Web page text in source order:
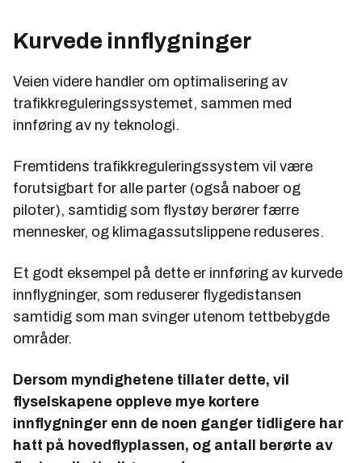
Kurvede innflygninger
Veien videre handler om optimalisering av
trafikkreguleringssystemet, sammen med
innføring av ny teknologi.
Fremtidens trafikkreguleringssystem vil være
forutsigbart for alle parter (også naboer og
piloter), samtidig som flystøy berører færre
mennesker, og klimagassutslippene reduseres.
Et godt eksempel på dette er innføring av kurvede
innflygninger, som reduserer flygedistansen
samtidig som man svinger utenom tettbebygde
områder.
Dersom myndighetene tillater dette, vil
flyselskapene oppleve mye kortere
innflygninger enn de noen ganger tidligere har
hatt på hovedflyplassen, og antall berørte av